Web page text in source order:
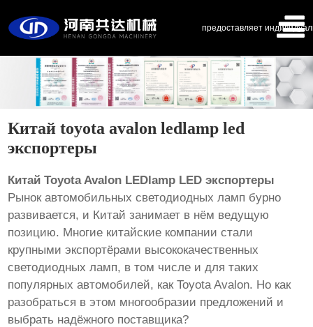
предоставляет
Китай toyota avalon ledlamp led
экспортеры
Китай Toyota Avalon LEDlamp LED экспортеры
Рынок автомобильных светодиодных ламп бурно
развивается, и Китай занимает в нём ведущую
позицию. Многие китайские компании стали
крупными экспортёрами высококачественных
светодиодных ламп, в том числе и для таких
популярных автомобилей, как Toyota Avalon. Но как
разобраться в этом многообразии предложений и
выбрать надёжного поставщика?